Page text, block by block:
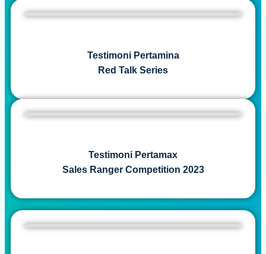
Testimoni Pertamina
Red Talk Series
Testimoni Pertamax
Sales Ranger Competition 2023